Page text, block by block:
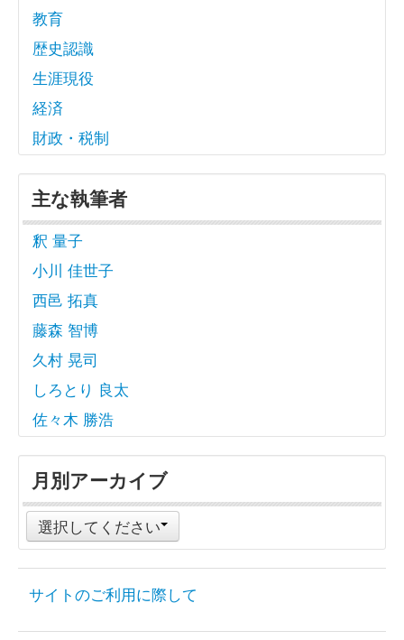
教育
歴史認識
生涯現役
経済
財政・税制
主な執筆者
釈 量子
小川 佳世子
西邑 拓真
藤森 智博
久村 晃司
しろとり 良太
佐々木 勝浩
月別アーカイブ
選択してください
サイトのご利用に際して